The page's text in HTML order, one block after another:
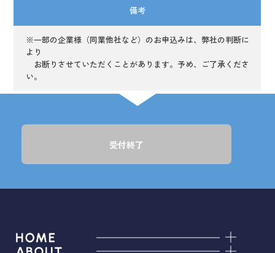
備考
※一部の企業様（同業他社など）のお申込みは、弊社の判断に
より
お断りさせていただくことがあります。予め、ご了承くださ
い。
受付終了